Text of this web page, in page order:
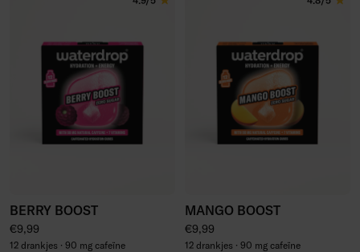
BERRY BOOST
Normale prijs
€9,99
12 drankjes · 90 mg cafeïne
MANGO BOOST
Normale prijs
€9,99
12 drankjes · 90 mg cafeïne